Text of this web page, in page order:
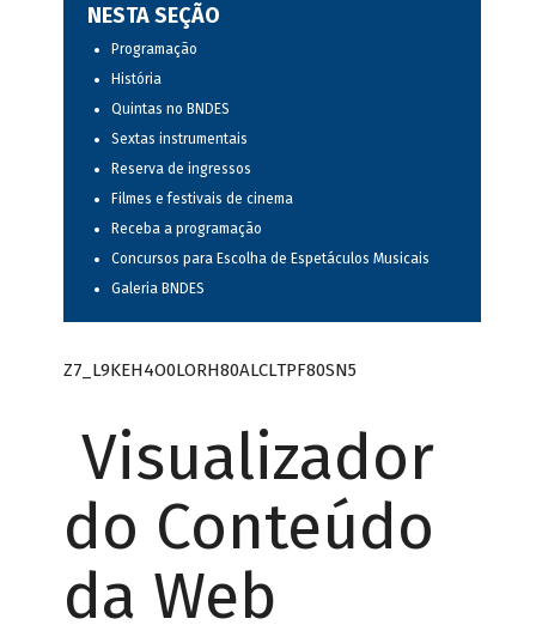
NESTA SEÇÃO
Programação
História
Quintas no BNDES
Sextas instrumentais
Reserva de ingressos
Filmes e festivais de cinema
Receba a programação
Concursos para Escolha de Espetáculos Musicais
Galeria BNDES
Z7_L9KEH4O0LORH80ALCLTPF80SN5
Visualizador
do Conteúdo
da Web